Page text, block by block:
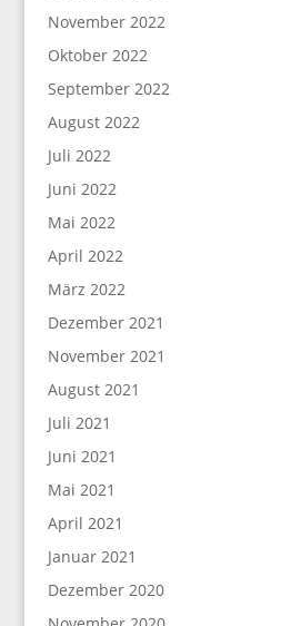
November 2022
Oktober 2022
September 2022
August 2022
Juli 2022
Juni 2022
Mai 2022
April 2022
März 2022
Dezember 2021
November 2021
August 2021
Juli 2021
Juni 2021
Mai 2021
April 2021
Januar 2021
Dezember 2020